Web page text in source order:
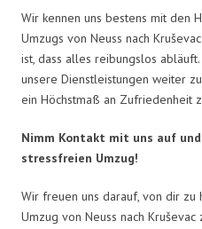
Wir kennen uns bestens mit den
Umzugs von Neuss nach
ist, dass alles reibungslos
unsere Dienstleistungen weiter
ein Höchstmaß an Zufriedenheit
Nimm Kontakt mit uns auf
stressfreien Umzug!
Wir freuen uns darauf, von dir zu
Umzug von Neuss nach